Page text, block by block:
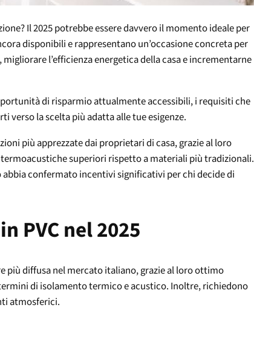
Il 2025 potrebbe essere davvero il momento ideale per
disponibili e rappresentano un’occasione concreta per
l’efficienza energetica della casa e incrementarne
di risparmio attualmente accessibili, i requisiti che
verso la scelta più adatta alle tue esigenze.
più apprezzate dai proprietari di casa, grazie al loro
superiori rispetto a materiali più tradizionali.
confermato incentivi significativi per chi decide di
PVC nel 2025
più diffusa nel mercato italiano, grazie al loro ottimo
di isolamento termico e acustico. Inoltre, richiedono
atmosferici.